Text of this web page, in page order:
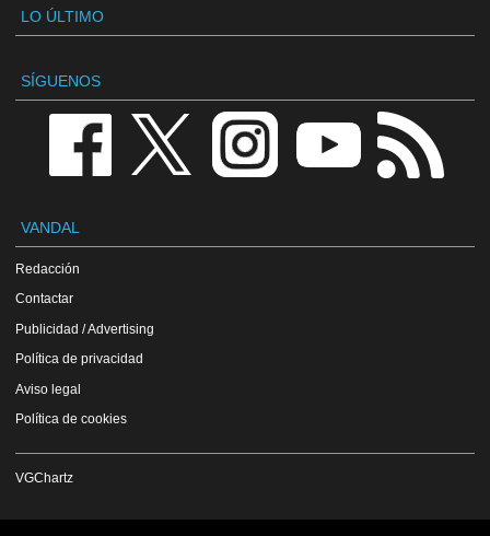
LO ÚLTIMO
SÍGUENOS
VANDAL
Redacción
Contactar
Publicidad / Advertising
Política de privacidad
Aviso legal
Política de cookies
VGChartz